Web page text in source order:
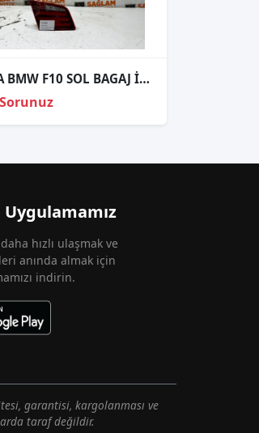
ÇIKMA BMW F10 SOL BAGAJ İÇİ STOP 2TZ010235-01
hızlı ulaşmak ve
anında almak için
indirin.
garantisi, kargolanması ve
taraf değildir.